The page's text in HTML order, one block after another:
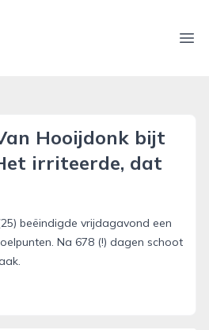
Hooijdonk bijt
irriteerde, dat
beëindigde vrijdagavond een
Na 678 (!) dagen schoot